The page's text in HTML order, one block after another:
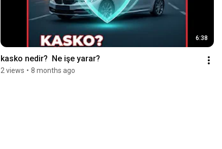
6:38
kasko nedir?  Ne işe yarar?
2 views • 8 months ago